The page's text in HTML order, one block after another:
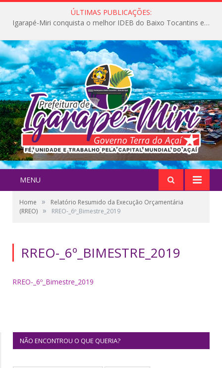
ÚLTIMAS PUBLICAÇÕES:
Igarapé-Miri conquista o melhor IDEB do Baixo Tocantins e avança na qualidade da educação pública
MENU
Home »
Relatório Resumido da Execução Orçamentária
(RREO) » RREO-_6º_Bimestre_2019
RREO-_6º_BIMESTRE_2019
RREO-_6º_Bimestre_2019
NÃO ENCONTROU O QUE QUERIA?